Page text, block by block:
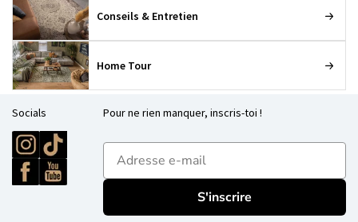
Conseils & Entretien
Home Tour
Socials Pour ne rien manquer, inscris-toi !
E-mailadres
S'inscrire